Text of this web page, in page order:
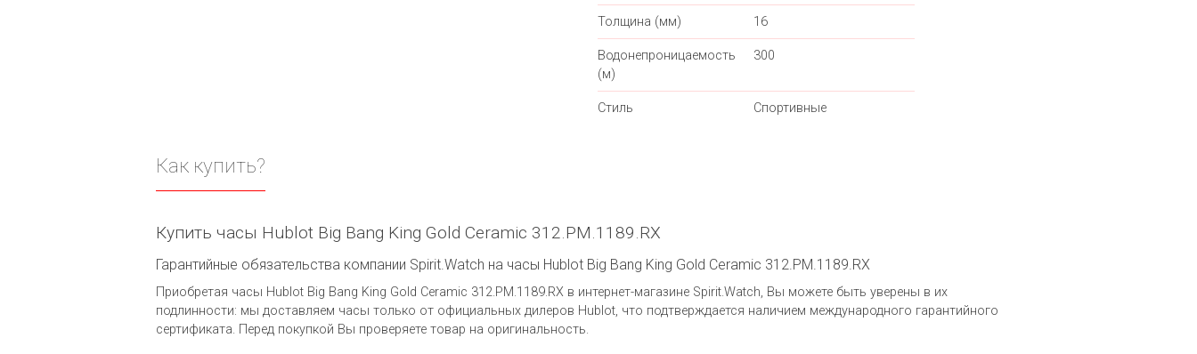
Толщина (мм) 16
Водонепроницаемость
(м)
300
Стиль Спортивные
Как купить?
Купить часы Hublot Big Bang King Gold Ceramic 312.PM.1189.RX
Гарантийные обязательства компании Spirit.Watch на часы Hublot Big Bang King Gold Ceramic 312.PM.1189.RX
Приобретая часы Hublot Big Bang King Gold Ceramic 312.PM.1189.RX в интернет-магазине Spirit.Watch, Вы можете быть уверены в их
подлинности: мы доставляем часы только от официальных дилеров Hublot, что подтверждается наличием международного гарантийного
сертификата. Перед покупкой Вы проверяете товар на оригинальность.